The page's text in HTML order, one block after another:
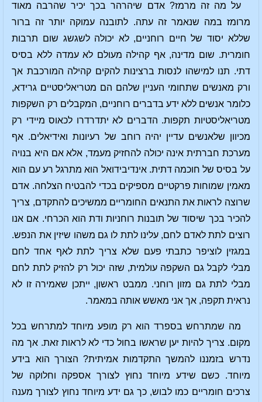
על מה זה מרמז? אדם שיהרהר בכך יכיר שהרבה מאוד
מרומז במה שנאמר זה עתה. לתובנה עמוקה יותר זה ברור
שללא יסוד של חיים רוחניים, לא יכולה לשגשג שום תרבות
חומרית. שום מדינה, אף קהילה מעולם לא עמדה ללא בסיס
דתי. תנו למישהו לנסות ברצינות להקים קהילה המורכבת אך
ורק מאנשים שתחומי העניין שלהם הם מטריאליסטיים גרידא,
כלומר אנשים ללא ידע בדברים רוחניים, המקבלים רק השקפות
מטריאליסטיות תקפות. הדברים לא יתדרדרו לכאוס מיידי רק
מכיוון שלאנשים עדיין יהיה רוחב של רעיונות ואידיאלים. אף
מערכת חברתית אינה יכולה להחזיק מעמד, אלא אם היא בנויה
על בסיס של חוכמה דתית. אינדיבידואל הוא מתרגל רע עם הוא
מאמין שמוחות פרקטיים מספיקים בכדי להבטיח הצלחה. אדם
שרוצה לראות את התנאים החומריים ממשיכים להתקדם, צריך
להכיר בכך שיסוד של תובנות רוחניות ודת הוא הכרחי. אם אנו
רוצים לתת לאדם לחם, עלינו לתת לו גם משהו שיזין את הנפש.
במגזין לוציפר כתבתי פעם שלא צריך לתת לאף אחד לחם
מבלי לקבל גם השקפה עולמית, שזה יכול רק להזיק לתת לחם
מבלי לתת גם מזון רוחני. ממבט ראשון, ייתכן שאמירה זו לא
נראית תקפה, אך אני מאשש אותה במאמר.
מה שמתרחש בספרד הוא רק מופע מיוחד למתרחש בכל
מקום. צריך להיות יען שראשו בחול כדי לא לראות זאת. אך מה
נדרש בזמננו להמשך התקדמות אמיתית? הצורך הוא בידע
מיוחד. כשם שידע מיוחד נחוץ לצורך אספקה וחלוקה של
צרכים חומריים כמו לבוש, כך גם ידע מיוחד נחוץ לצורך מענה